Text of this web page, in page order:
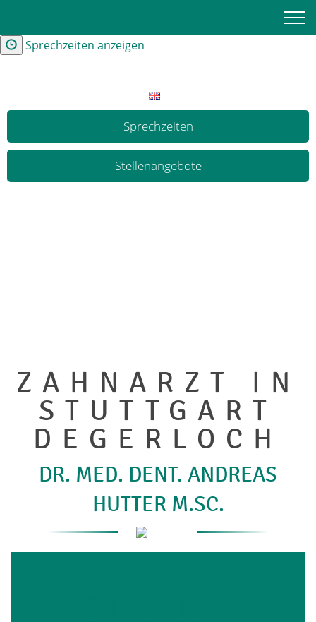
Sprechzeiten anzeigen
Sprechzeiten
Stellenangebote
ZAHNARZT IN
STUTTGART
DEGERLOCH
DR. MED. DENT. ANDREAS
HUTTER M.SC.